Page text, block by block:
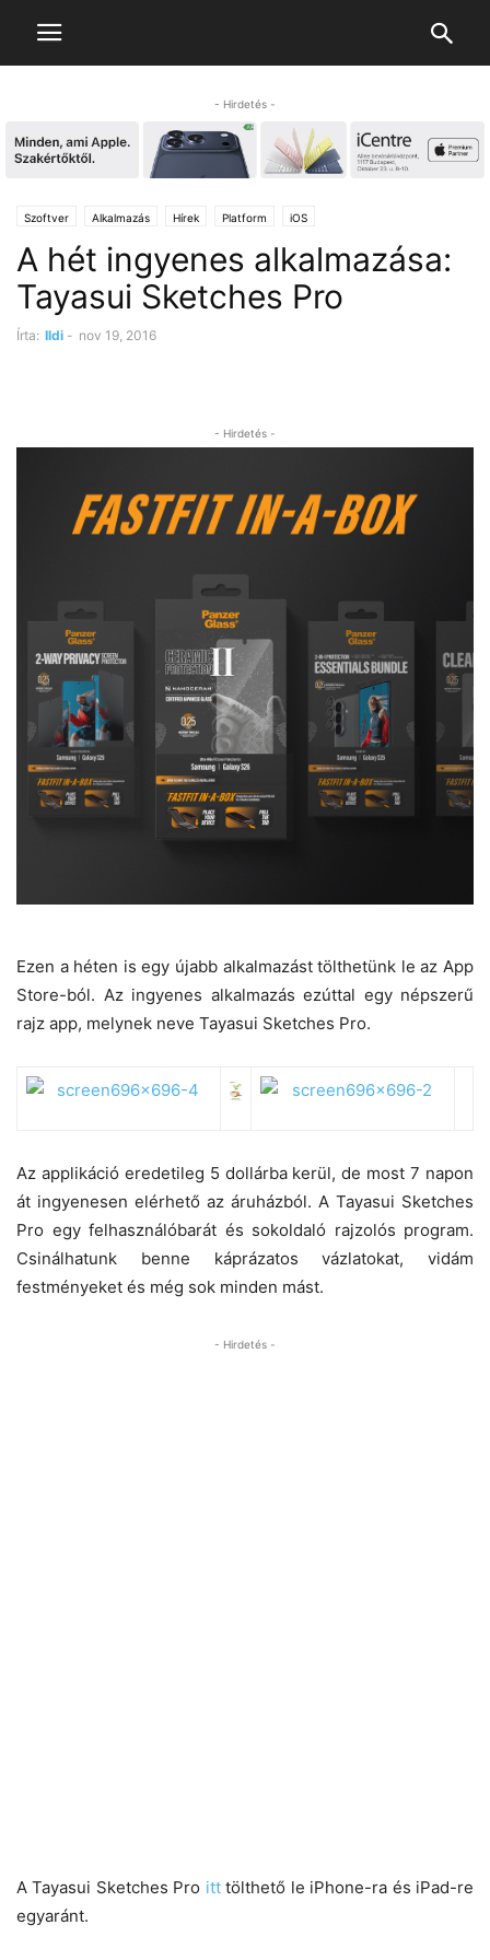
- Hirdetés -
Szoftver Alkalmazás Hírek Platform iOS
A hét ingyenes alkalmazása:
Tayasui Sketches Pro
Írta: Ildi - nov 19, 2016
- Hirdetés -
Ezen a héten is egy újabb alkalmazást tölthetünk le az App
Store-ból. Az ingyenes alkalmazás ezúttal egy népszerű
rajz app, melynek neve Tayasui Sketches Pro.
Az applikáció eredetileg 5 dollárba kerül, de most 7 napon
át ingyenesen elérhető az áruházból. A Tayasui Sketches
Pro egy felhasználóbarát és sokoldaló rajzolós program.
Csinálhatunk benne káprázatos vázlatokat, vidám
festményeket és még sok minden mást.
- Hirdetés -
A Tayasui Sketches Pro itttölthető le iPhone-ra és iPad-re
egyaránt.